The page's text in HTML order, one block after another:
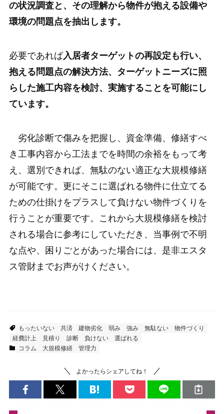
の状況調査と、その理解から物件が抱える設備や
環境の問題点を抽出します。
必要であれば入居者ターゲットの再設定も行い、
抱える問題点の解決方法、ターゲットニーズに照
らした施工内容を検討、実施することを可能にし
ています。
劣化診断で傷みを把握し、資金準備、修繕すべ
き工事内容から工法までを時間の余裕をもって考
え、選別できれば、無駄のない適正な大規模修繕
が可能です。更にそこに選ばれる物件に仕立てる
ための仕掛けをプラスして負けない物件づくりを
行うことが重要です。これから大規模修繕を検討
される場合に参考にしていただき、当事例で不明
な点や、困りごとがあった場合には、是非エスタ
ス管財までお声がけください。
もったいない 共済 建物劣化 弱み 強み 無駄ない
物件づくり
経費計上
見積り 診断 負けない
選ばれる
コラム
大規模修繕 管理力
よかったらシェアしてね！